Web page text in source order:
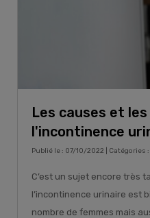
Les causes et
l'incontinence
Publié le : 07/10/2022 | Catégories :
C’est un sujet encore très
l’incontinence urinaire est
nombre de femmes mais